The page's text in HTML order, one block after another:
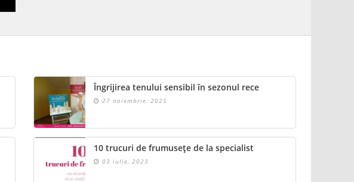
Îngrijirea tenului sensibil în sezonul rece
27 noiembrie, 2025
10 trucuri de frumusețe de la specialist
03 iulie, 2023